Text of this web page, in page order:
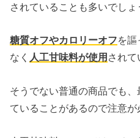
されていることも多いでしょ
糖質オフやカロリーオフを謳
なく 人工甘味料が使用 されて
そうでない普通の商品でも、
ていることがあるので注意が